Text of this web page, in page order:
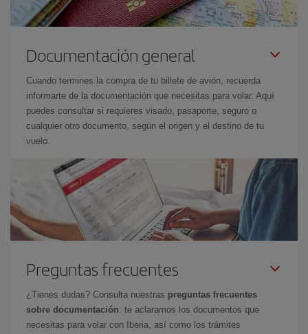
Documentación general
Cuando termines la compra de tu billete de avión, recuerda
informarte de la documentación que necesitas para volar. Aquí
puedes consultar si requieres visado, pasaporte, seguro o
cualquier otro documento, según el origen y el destino de tu
vuelo.
Preguntas frecuentes
¿Tienes dudas? Consulta nuestras preguntas frecuentes
sobre documentación: te aclaramos los documentos que
necesitas para volar con Iberia, así como los trámites